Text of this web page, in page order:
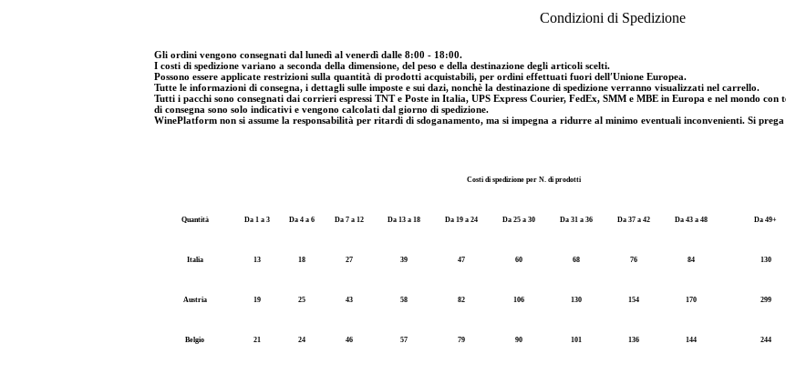
Condizioni di Spedizione
Gli ordini vengono consegnati dal lunedì al venerdì dalle 8:00 - 18:00.
I costi di spedizione variano a seconda della dimensione, del peso e della destinazione degli articoli scelti.
Possono essere applicate restrizioni sulla quantità di prodotti acquistabili, per ordini effettuati fuori dell′Unione Europea.
Tutte le informazioni di consegna, i dettagli sulle imposte e sui dazi, nonchè la destinazione di spedizione verranno visualizzati nel carrello.
Tutti i pacchi sono consegnati dai corrieri espressi TNT e Poste in Italia, UPS Express Courier, FedEx, SMM e MBE in Europa e nel mondo
di consegna sono solo indicativi e vengono calcolati dal giorno di spedizione.
WinePlatform non si assume la responsabilità per ritardi di sdoganamento, ma si impegna a ridurre al minimo eventuali inconvenienti. Si
Costi di spedizione per N. di prodotti
Quantità Da 1 a 3 Da 4 a 6 Da 7 a 12 Da 13 a 18 Da 19 a 24 Da 25 a 30 Da 31 a 36 Da 37 a 42 Da 43 a 48 Da 49+
Italia 13 18 27 39 47 60 68 76 84 130
Austria 19 25 43 58 82 106 130 154 170 299
Belgio 21 24 46 57 79 90 101 136 144 244